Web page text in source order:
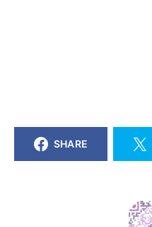
SHARE